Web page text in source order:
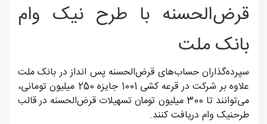
قرض‌الحسنه با طرح نیک وام
بانک ملت
سپرده‌گذاران حساب‌های قرض‌الحسنه پس انداز در بانک ملت
علاوه بر شرکت در قرعه کشی 1001 جایزه 250 میلیون تومانی،
می‌توانند تا 300 میلیون تومان تسهیلات قرض‌الحسنه در قالب
طرحنیک وام دریافت کنند.